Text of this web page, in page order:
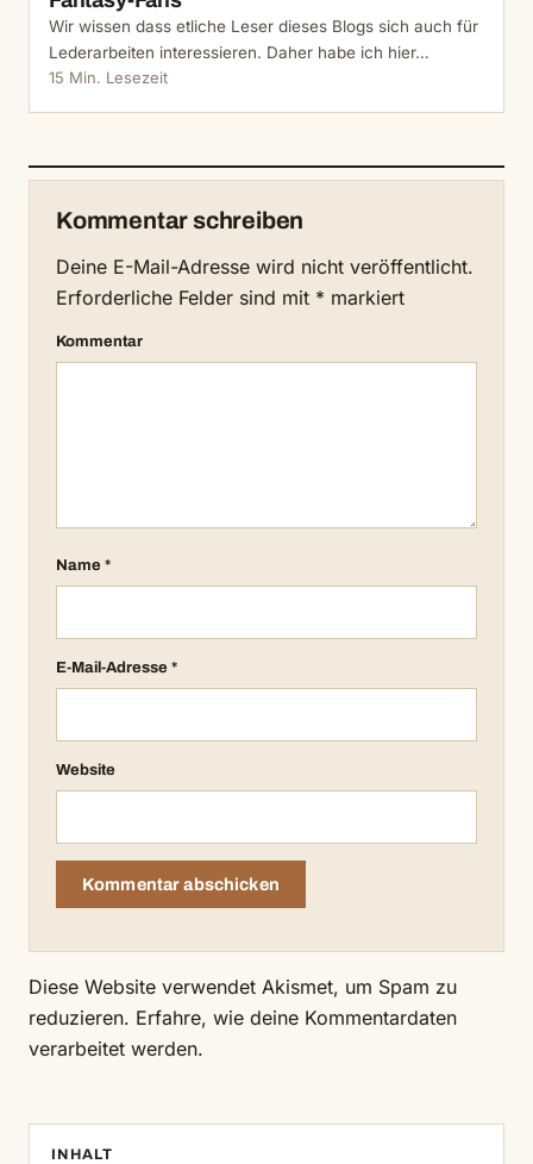
Wir wissen dass etliche Leser dieses Blogs sich auch für
Lederarbeiten interessieren. Daher habe ich hier…
15 Min. Lesezeit
Kommentar schreiben
Deine E-Mail-Adresse wird nicht veröffentlicht.
Erforderliche Felder sind mit * markiert
Kommentar
Name *
E-Mail-Adresse *
Website
Diese Website verwendet Akismet, um Spam zu
reduzieren. Erfahre, wie deine Kommentardaten
verarbeitet werden.
INHALT